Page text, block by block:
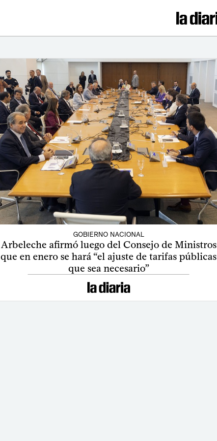
GOBIERNO NACIONAL
Arbeleche afirmó luego del Consejo de Ministros
que en enero se hará “el ajuste de tarifas públicas
que sea necesario”